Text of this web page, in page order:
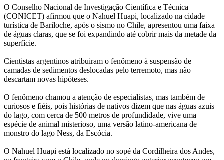
O Conselho Nacional de Investigação Científica e Técnica
(CONICET) afirmou que o Nahuel Huapi, localizado na cidade
turística de Bariloche, após o sismo no Chile, apresentou uma faixa
de águas claras, que se foi expandindo até cobrir mais da metade da
superfície.
Cientistas argentinos atribuiram o fenômeno à suspensão de
camadas de sedimentos deslocadas pelo terremoto, mas não
descartam novas hipóteses.
O fenômeno chamou a atenção de especialistas, mas também de
curiosos e fiéis, pois histórias de nativos dizem que nas águas azuis
do lago, com cerca de 500 metros de profundidade, vive uma
espécie de animal misterioso, uma versão latino-americana de
monstro do lago Ness, da Escócia.
O Nahuel Huapi está localizado no sopé da Cordilheira dos Andes,